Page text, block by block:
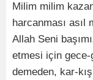
Milim milim
harcanması asıl
Allah Seni
etmesi için gece-
demeden, kar-